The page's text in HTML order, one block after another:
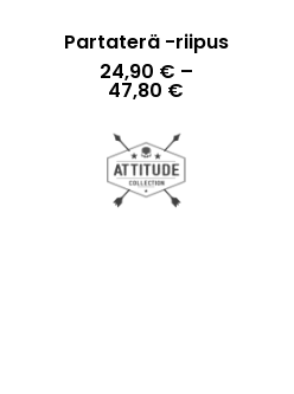
on tyhjä.
Hintaluokka:
Partaterä -riipus
24,90 € –
47,80 €